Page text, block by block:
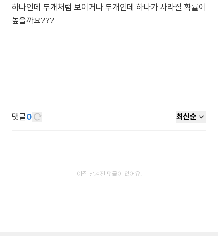
하나인데 두개처럼 보이거나 두개인데 하나가 사라질 확률이
댓글0 최신순
아직 남겨진 댓글이 없어요.